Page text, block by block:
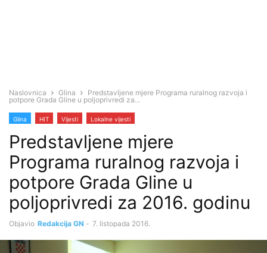
Naslovnica Glina
Predstavljene mjere Programa ruralnog razvoja i
potpore Grada Gline u poljoprivredi za...
Glina HIT Vijesti Lokalne vijesti
Predstavljene mjere
Programa ruralnog razvoja i
potpore Grada Gline u
poljoprivredi za 2016. godinu
Objavio Redakcija GN - 7. listopada 2016.